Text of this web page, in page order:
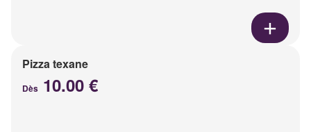
Pizza texane
Dès 10.00 €